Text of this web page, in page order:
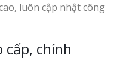
luôn cập nhật công
cấp, chính